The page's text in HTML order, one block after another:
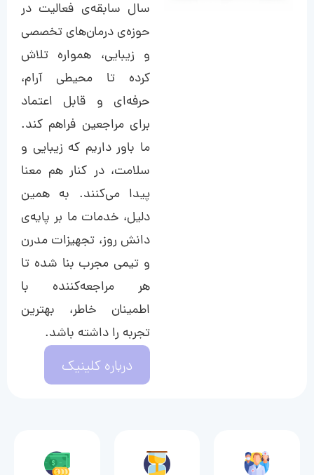
سال سابقه‌ی فعالیت در
حوزه‌ی درمان‌های تخصصی
و زیبایی، همواره تلاش
کرده تا محیطی آرام،
حرفه‌ای و قابل اعتماد
برای مراجعین فراهم کند.
ما باور داریم که زیبایی و
سلامت، در کنار هم معنا
پیدا می‌کنند. به همین
دلیل، خدمات ما بر پایه‌ی
دانش روز، تجهیزات مدرن
و تیمی مجرب بنا شده تا
هر مراجعه‌کننده با
اطمینان خاطر، بهترین
تجربه را داشته باشد.
درباره کلینیک